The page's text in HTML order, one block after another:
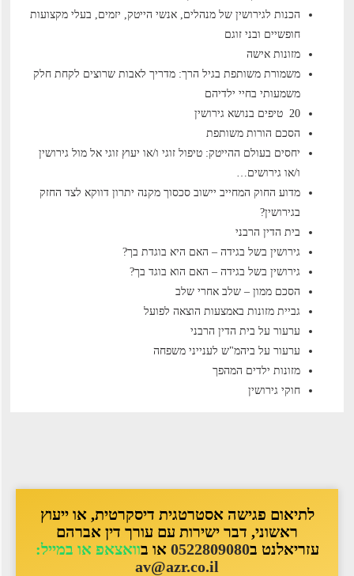
הכנות לגירושין של מנהלים, אנשי הייטק, יזמים, בעלי מקצועות
חופשיים ובני זוגם
מזונות אישה
משמורת משותפת בגיל הרך: מדריך לאבות שרוצים לקחת חלק
משמעותי בחיי ילדיהם
20 טיפים בנושא גירושין
הסכם הורות משותפת
יחסים בעולם ההייטק: טיפול זוגי ו/או יעוץ זוגי אל מול גירושין
ו/או גירושים…
מדוע החוק המחייב יישוב סכסוך מקנה יתרון דווקא לצד החזק
בגירושין?
בית הדין הרבני
גירושין בשל בגידה – האם היא בוגדת בך?
גירושין בשל בגידה – האם הוא בוגד בך?
הסכם ממון – שלב אחרי שלב
גביית מזונות באמצעות הוצאה לפועל
ערעור על בית הדין הרבני
ערעור על ביהמ"ש לענייני משפחה
מזונות ילדים המהפך
חוקי גירושין
לתיאום פגישה אסטרטגית דיסקרטית, או ייעוץ
ראשוני, דבר ישירות עם עורך דין אברהם
עזריאלנט ב0522809080או בוואצאפ או במייל:
av@azr.co.il